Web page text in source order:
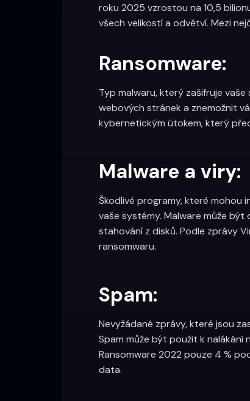
roku 2025 vzrostou na 10,5
všech velikostí a odvětví. Mezi
Ransomware:
Typ malwaru, který zašifruje
webových stránek a znemožnit
kybernetickým útokem, který
Malware a viry:
Škodlivé programy, které mohou
vaše systémy. Malware může
stahování z disků. Podle zprávy
ransomwaru.
Spam:
Nevyžádané zprávy, které jsou
Spam může být použit k
Ransomware 2022 pouze 4 %
data.